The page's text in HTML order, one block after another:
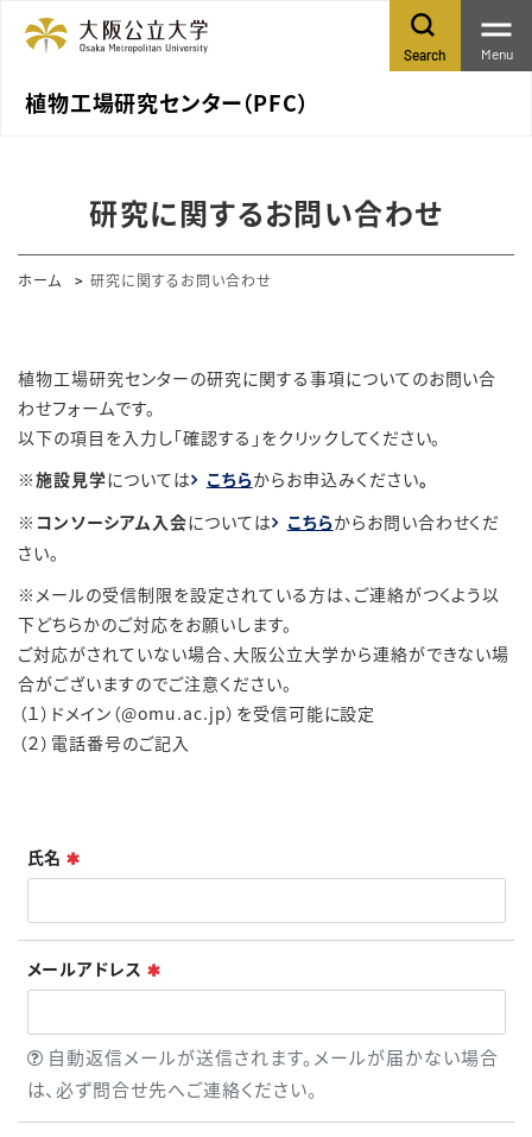
植物工場研究センター（PFC）
Search Menu
研究に関するお問い合わせ
ホーム 研究に関するお問い合わせ
植物工場研究センターの研究に関する事項についてのお問い合
わせフォームです。
以下の項目を入力し「確認する」をクリックしてください。
※施設見学については こちらからお申込みください。
※コンソーシアム入会については こちらからお問い合わせくだ
さい。
※メールの受信制限を設定されている方は、ご連絡がつくよう以
下どちらかのご対応をお願いします。
ご対応がされていない場合、大阪公立大学から連絡ができない場
合がございますのでご注意ください。
（１）ドメイン（@omu.ac.jp）を受信可能に設定
（２）電話番号のご記入
氏名
メールアドレス
ヒント
自動返信メールが送信されます。メールが届かない場合
は、必ず問合せ先へご連絡ください。